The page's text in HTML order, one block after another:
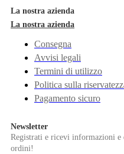
La nostra azienda
La nostra azienda
Consegna
Avvisi legali
Termini di utilizzo
Politica sulla
Pagamento sicuro
Newsletter
Registrati e ricevi informazioni
ordini!